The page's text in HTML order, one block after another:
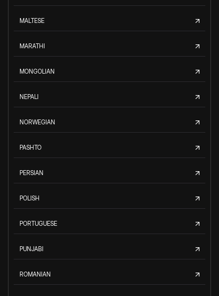
MALTESE
MARATHI
MONGOLIAN
NEPALI
NORWEGIAN
PASHTO
PERSIAN
POLISH
PORTUGUESE
PUNJABI
ROMANIAN